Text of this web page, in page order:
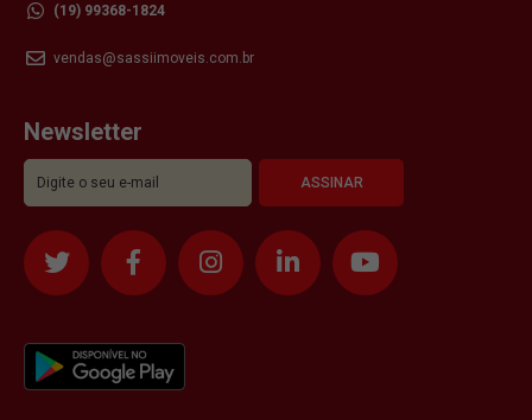
(19) 99368-1824
vendas@sassiimoveis.com.br
Newsletter